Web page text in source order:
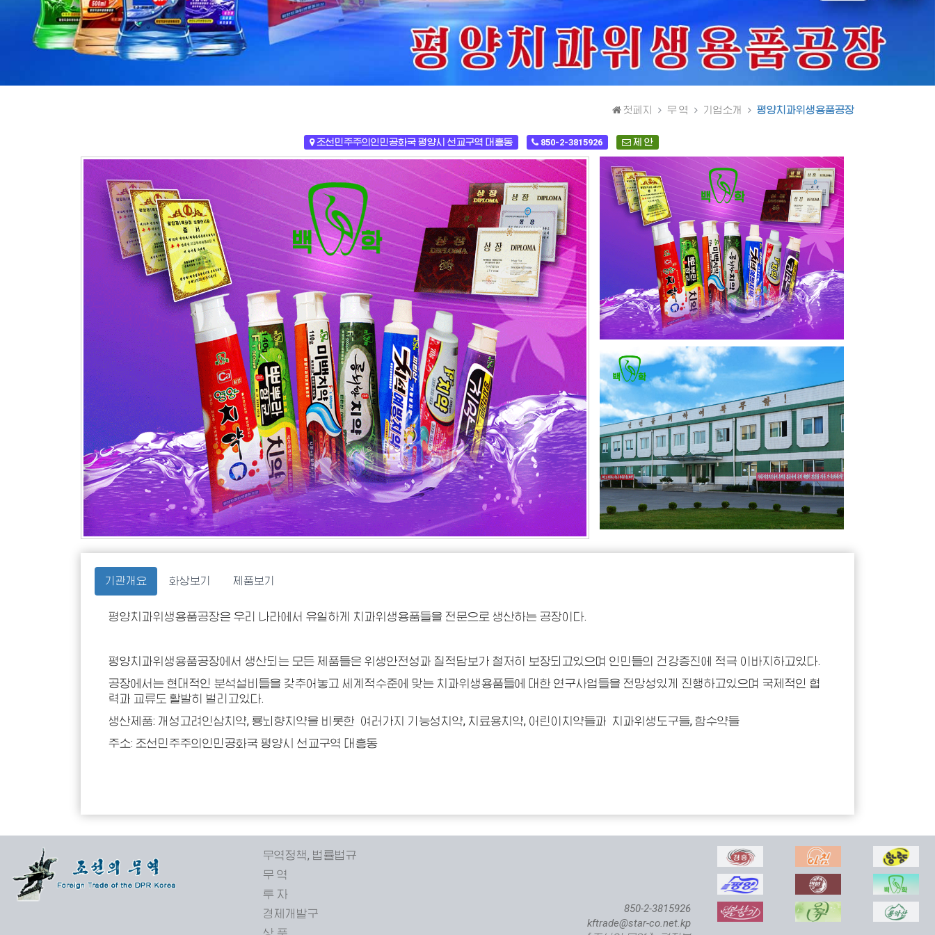
첫페지 무 역 기업소개 평양치과위생용품공장
조선민주주의인민공화국 평양시 선교구역 대흥동 850-2-3815926 제 안
기관개요 화상보기 제품보기
평양치과위생용품공장은 우리 나라에서 유일하게 치과위생용품들을 전문으로 생산하는 공장이다.
평양치과위생용품공장에서 생산되는 모든 제품들은 위생안전성과 질적담보가 철저히 보장되고있으며 인민들의 건강증진에 적극 이바지하고있다.
공장에서는 현대적인 분석설비들을 갖추어놓고 세계적수준에 맞는 치과위생용품들에 대한 연구사업들을 전망성있게 진행하고있으며 국제적인 협
력과 교류도 활발히 벌리고있다.
생산제품: 개성고려인삼치약, 룡뇌향치약을 비롯한 여러가지 기능성치약, 치료용치약, 어린이치약들과 치과위생도구들, 함수약들
주소: 조선민주주의인민공화국 평양시 선교구역 대흥동
무역정책, 법률법규
무 역
투 자
경제개발구
850-2-3815926
kftrade@star-co.net.kp